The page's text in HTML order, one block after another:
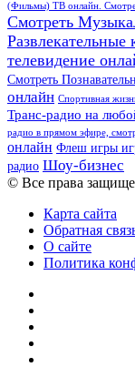
(Фильмы) ТВ онлайн.
Смотреть
Развлекательные
телевидение
Смотреть
онлайн Спортивная
Транс-радио на
радио в прямом эфире,
онлайн Флеш игры
радио Шоу-бизнес
© Все права
Карта сайта
Обратная
О сайте
Политика